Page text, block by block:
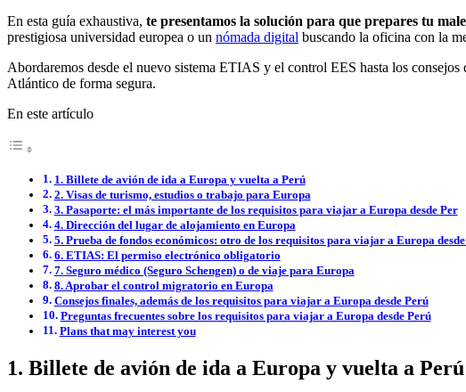
En esta guía exhaustiva, te presentamos la solución para que prepares tu
prestigiosa universidad europea o un nómada digital buscando la oficina con la
Abordaremos desde el nuevo sistema ETIAS y el control EES hasta los
Atlántico de forma segura.
En este artículo
1. Billete de avión de ida a Europa y vuelta a Perú
2. Visas de turismo, estudios o trabajo para Europa
3. Pasaporte: el más importante de los requisitos para viajar a Europa desde Per
4. Dirección del lugar de alojamiento en Europa
5. Prueba de fondos económicos: otro de los requisitos para viajar a Europa
6. ETIAS: El permiso electrónico obligatorio
7. Seguro médico (Seguro Schengen) o de viaje para Europa
8. Aprobar el control migratorio en Europa
Consejos finales, además de los requisitos para viajar a Europa desde Perú
Preguntas frecuentes sobre los requisitos para viajar a Europa desde Perú
Plans that may interest you
1. Billete de avión de ida a Europa y vuelta a Perú